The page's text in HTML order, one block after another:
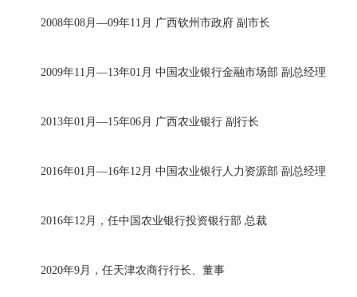
2008年08月—09年11月 广西钦州市政府 副市长
2009年11月—13年01月 中国农业银行金融市场部 副总经理
2013年01月—15年06月 广西农业银行 副行长
2016年01月—16年12月 中国农业银行人力资源部 副总经理
2016年12月，任中国农业银行投资银行部 总裁
2020年9月，任天津农商行行长、董事